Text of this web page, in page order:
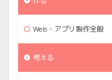
Web・アプリ製作全般
考える